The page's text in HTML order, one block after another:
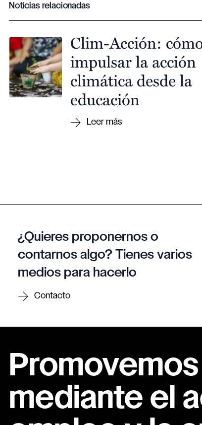
Noticias relacionadas
Clim-Acción:
impulsar la acción
climática desde la
educación
¿Quieres proponernos o
contarnos algo? Tienes varios
medios para hacerlo
Contacto
mediante el